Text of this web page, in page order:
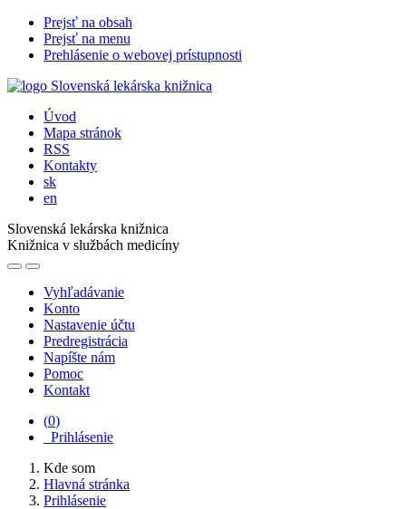
Prejsť na obsah
Prejsť na menu
Prehlásenie o webovej prístupnosti
Úvod
Mapa stránok
RSS
Kontakty
sk
en
Slovenská lekárska knižnica
Knižnica v službách medicíny
Vyhľadávanie
Konto
Nastavenie účtu
Predregistrácia
Napíšte nám
Pomoc
Kontakt
(0)
Prihlásenie
Kde som
Hlavná stránka
Prihlásenie